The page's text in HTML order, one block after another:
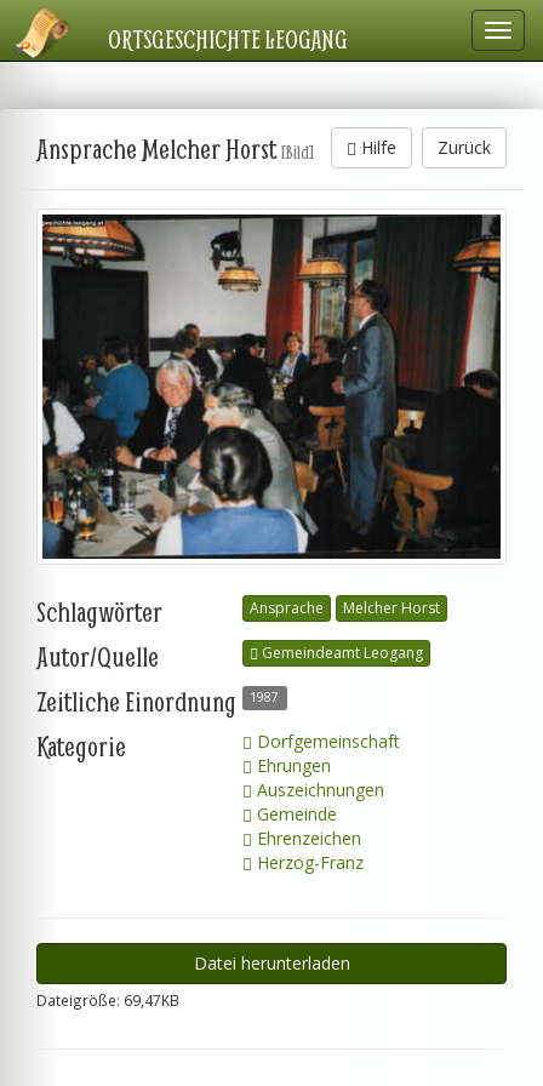
ORTSGESCHICHTE LEOGANG
Zurück
Hilfe
Ansprache Melcher Horst[Bild]
Schlagwörter Ansprache Melcher Horst
Autor/Quelle Gemeindeamt Leogang
Zeitliche Einordnung 1987
Kategorie
Dorfgemeinschaft
Ehrungen
Auszeichnungen
Gemeinde
Ehrenzeichen
Herzog-Franz
Datei herunterladen
Dateigröße: 69,47KB